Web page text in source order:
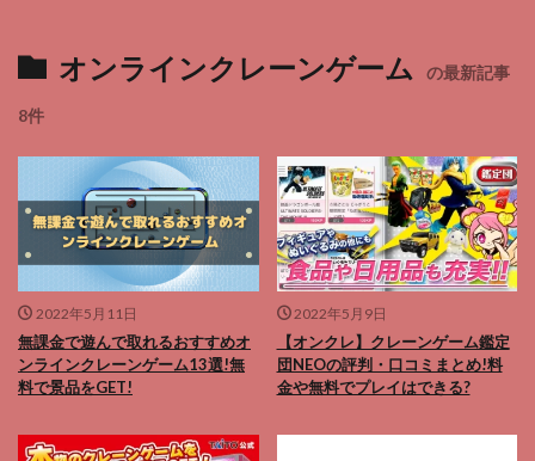
オンラインクレーンゲーム の最新記事
8件
2022年5月11日
無課金で遊んで取れるおすすめオ
ンラインクレーンゲーム13選!無
料で景品をGET!
2022年5月9日
【オンクレ】クレーンゲーム鑑定
団NEOの評判・口コミまとめ!料
金や無料でプレイはできる?